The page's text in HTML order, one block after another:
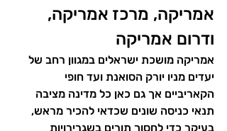
אמריקה, מרכז אמריקה,
ודרום אמריקה
אמריקה מושכת ישראלים במגוון רחב של
יעדים מניו יורק הסואנת ועד חופי
הקאריביים אך גם כאן כל מדינה מציבה
תנאי כניסה שונים שכדאי להכיר מראש,
בעיקר כדי לחסוך תורים בשגרירויות